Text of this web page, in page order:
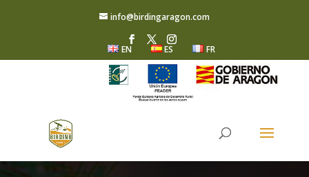
info@birdingaragon.com
EN ES FR